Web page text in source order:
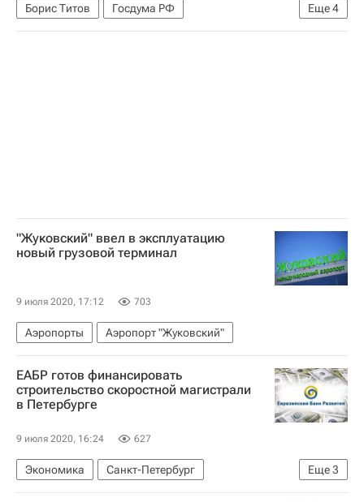
Еще4
Борис Титов
Госдума РФ
Павел Крашенинников
Законодательство
"Жуковский" ввел в эксплуатацию
новый грузовой терминал
9 июля 2020, 17:12 703
Аэропорты Аэропорт "Жуковский"
ЕАБР готов финансировать
строительство скоростной магистрали
в Петербурге
9 июля 2020, 16:24 627
Еще3
Экономика
Санкт-Петербург
Александр Беглов